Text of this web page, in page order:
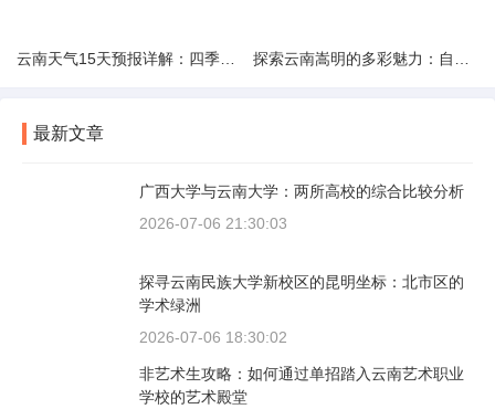
最新文章
广西大学与云南大学：两所高校的综合比较分析
2026-07-06 21:30:03
探寻云南民族大学新校区的昆明坐标：北市区的
学术绿洲
2026-07-06 18:30:02
非艺术生攻略：如何通过单招踏入云南艺术职业
学校的艺术殿堂